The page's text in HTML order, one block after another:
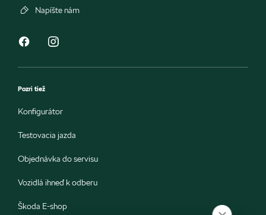
Napíšte nám
Pozri tiež
Konfigurátor
Testovacia jazda
Objednávka do servisu
Vozidlá ihneď k odberu
Škoda E-shop